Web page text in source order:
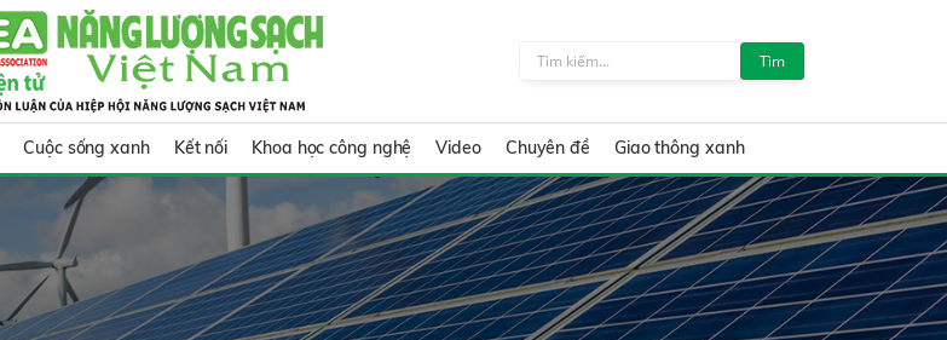
Tìm
Cuộc sống xanh Kết nối Khoa học công nghệ Video Chuyên đề Giao thông xanh